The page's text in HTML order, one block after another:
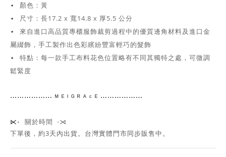
⋆ 顏色：黃
⋆ 尺寸： 長17.2 x 寬14.8 x 厚5.5 公分
⋆ 來自進口高品質專櫃服飾裁剪過程中的優質邊角材料及進口金
屬綴飾，手工製作出色彩繽紛豐富輕巧的髮飾
⋆ 特點：每一款手工布料花色位置略有不同其獨特之處，可微調
鬆緊度
⋯⋯ ⋯⋯⋯⋯ ᴹ ᴱ ᴵ ᴳ ᴿ ᴬ ᶜ ᴱ ⋯⋯⋯⋯ ⋯⋯
⋉⋅ 關於時間 ⋅⋊
下單後，約3天內出貨。台灣實體門市同步販售中。